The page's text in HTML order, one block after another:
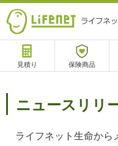
見積り 保険商品
ニュースリリ
ライフネット生命から